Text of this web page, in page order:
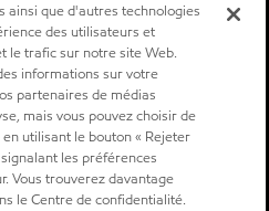
ainsi que d'autres technologies
des utilisateurs et
le trafic sur notre site Web.
informations sur votre
partenaires de médias
mais vous pouvez choisir de
utilisant le bouton « Rejeter
les préférences
Vous trouverez davantage
le Centre de confidentialité.